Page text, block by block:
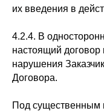
их введения в
4.2.4. В
настоящий договор
нарушения
Договора.
Под существенным